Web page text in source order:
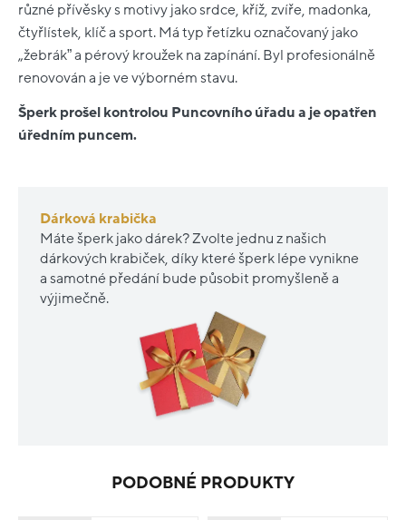
různé přívěsky s motivy jako srdce, kříž, zvíře, madonka,
čtyřlístek, klíč a sport. Má typ řetízku označovaný jako
„žebrák” a pérový kroužek na zapínání. Byl profesionálně
renovován a je ve výborném stavu.
Šperk prošel kontrolou Puncovního úřadu a je opatřen
úředním puncem.
Dárková krabička
Máte šperk jako dárek? Zvolte jednu z našich
dárkových krabiček, díky které šperk lépe vynikne
a samotné předání bude působit promyšleně a
výjimečně.
PODOBNÉ PRODUKTY